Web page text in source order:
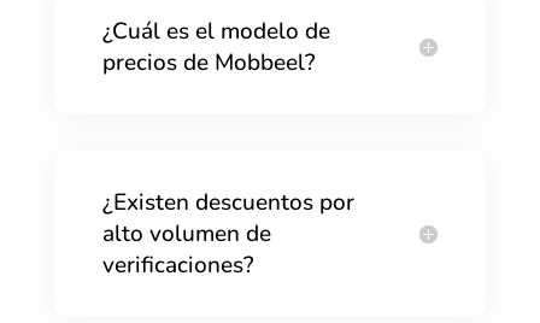
¿Cuál es el modelo de
precios de Mobbeel?
¿Existen descuentos por
alto volumen de
verificaciones?